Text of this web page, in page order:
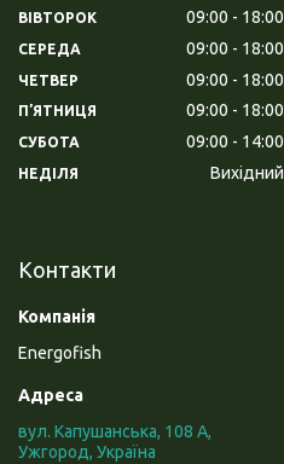
ВІВТОРОК 09:00 18:00
СЕРЕДА 09:00 18:00
ЧЕТВЕР 09:00 18:00
ПʼЯТНИЦЯ 09:00 18:00
СУБОТА 09:00 14:00
НЕДІЛЯ Вихідний
Контакти
Energofish
вул. Капушанська, 108 А,
Ужгород, Україна